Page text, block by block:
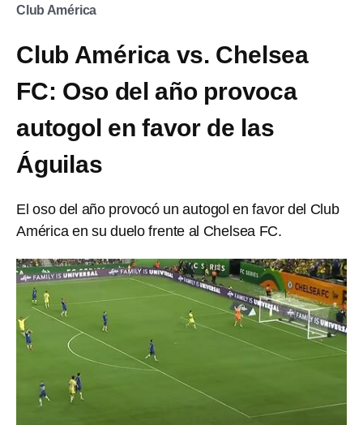
Club América
Club América vs. Chelsea
FC: Oso del año provoca
autogol en favor de las
Águilas
El oso del año provocó un autogol en favor del Club
América en su duelo frente al Chelsea FC.